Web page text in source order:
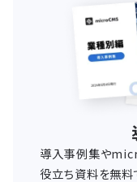
導入事例集や
役立ち資料を無料